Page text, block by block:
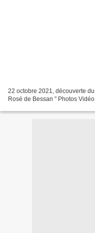
22 octobre 2021, découverte
Rosé de Bessan " Photos Vidéo